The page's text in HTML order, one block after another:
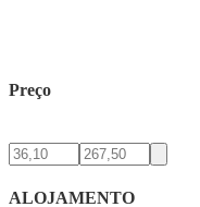
Preço
ALOJAMENTO